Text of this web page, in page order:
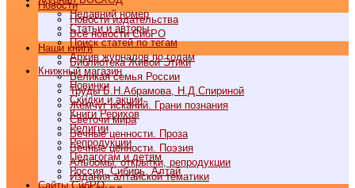
Недавний номер
Статьи и авторы
Поиск статей по тегам
Архив журналов по годам
Книжный магазин
Новинки
Скидки и акции
Книги Рерихов
Религии
Репродукции
Педагогам и детям
Россия, Сибирь, Алтай
Cайты СибРО
Новости
Новости издательства
Все новости СибРО
Наши книги
Библиотека Живой Этики
Великая семья России
Труды Б.Н.Абрамова, Н.Д.Спириной
Жемчуг исканий. Грани познания
Светочи мира
Вечные ценности. Проза
Вечные ценности. Поэзия
Альбомы, открытки, репродукции
Издания алтайской тематики